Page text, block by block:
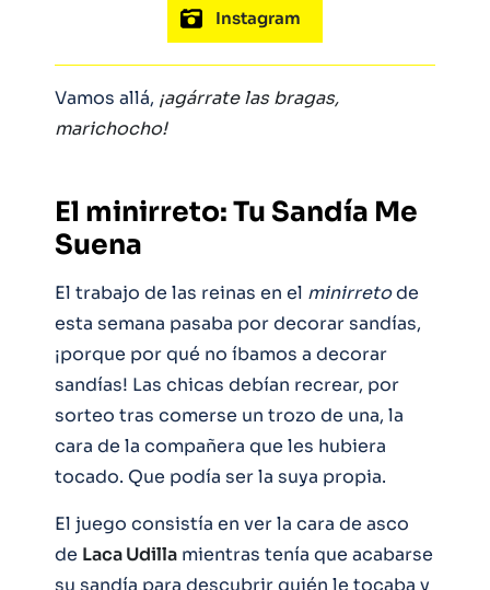
Instagram
Vamos allá, ¡agárrate las bragas,
marichocho!
El minirreto: Tu Sandía Me
Suena
El trabajo de las reinas en el minirretode
esta semana pasaba por decorar sandías,
¡porque por qué no íbamos a decorar
sandías! Las chicas debían recrear, por
sorteo tras comerse un trozo de una, la
cara de la compañera que les hubiera
tocado. Que podía ser la suya propia.
El juego consistía en ver la cara de asco
de Laca Udilla mientras tenía que acabarse